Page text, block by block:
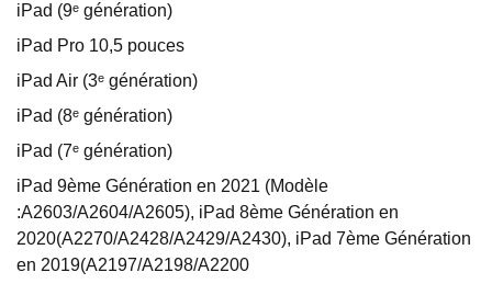
iPad (9ᵉ génération)
iPad Pro 10,5 pouces
iPad Air (3ᵉ génération)
iPad (8ᵉ génération)
iPad (7ᵉ génération)
iPad 9ème Génération en 2021 (Modèle
:A2603/A2604/A2605), iPad 8ème Génération en
2020(A2270/A2428/A2429/A2430), iPad 7ème Génération
en 2019(A2197/A2198/A2200